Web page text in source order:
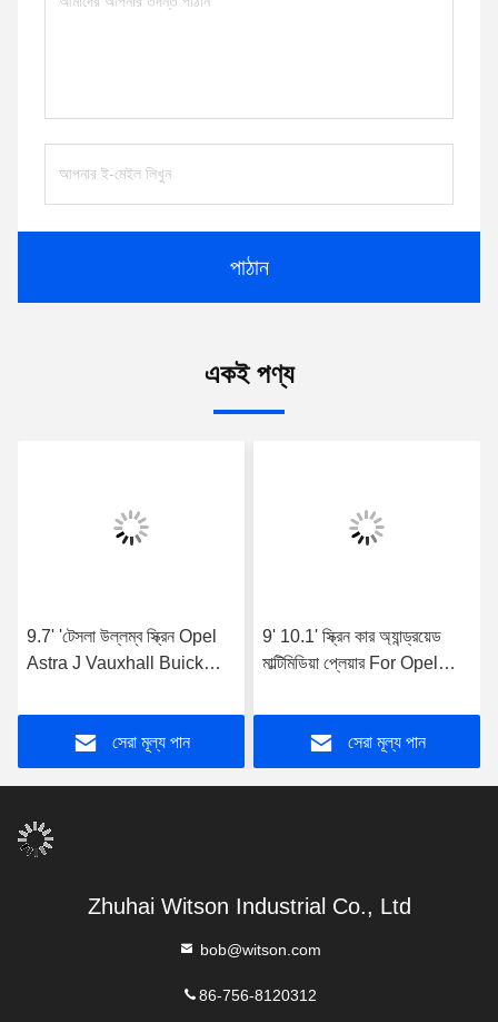
পাঠান
একই পণ্য
9.7' 'টেসলা উল্লম্ব স্ক্রিন Opel
Astra J Vauxhall Buick
অ্যান্ড্রয়েড কার মাল্টিমিডিয়া প্লেয়ারের
সেরা মূল্য পান
9' 10.1' স্ক্রিন কার অ্যান্ড্রয়েড
মাল্টিমিডিয়া প্লেয়ার For Opel
Mokka Vauxhall mokka
2016- 2018,Buick
সেরা মূল্য পান
Zhuhai Witson Industrial Co., Ltd
bob@witson.com
86-756-8120312